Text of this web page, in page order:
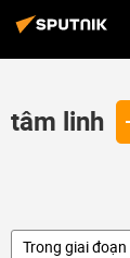
tâm linh
Trong giai đoạn